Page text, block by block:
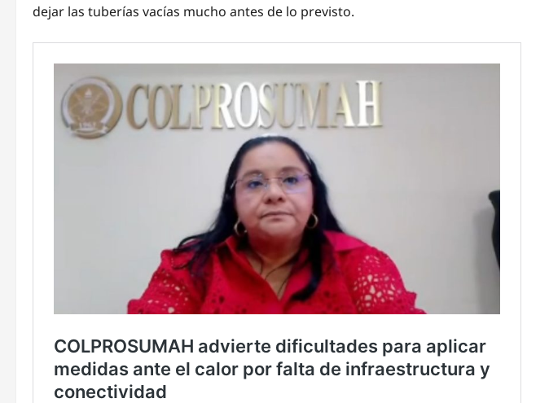
dejar las tuberías vacías mucho antes de lo previsto.